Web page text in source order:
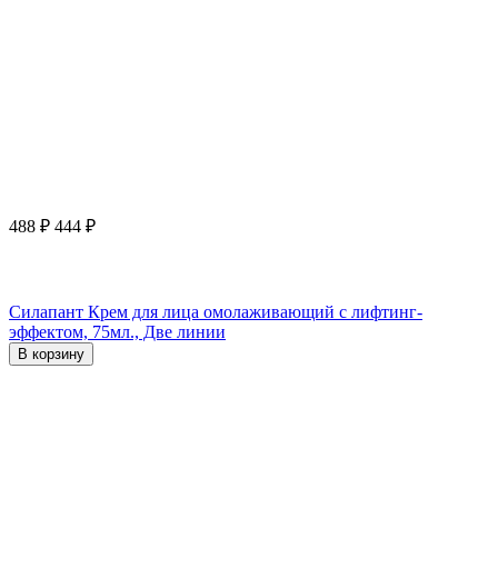
488 ₽ 444 ₽
Силапант Крем для лица омолаживающий с лифтинг-
эффектом, 75мл., Две линии
В корзину